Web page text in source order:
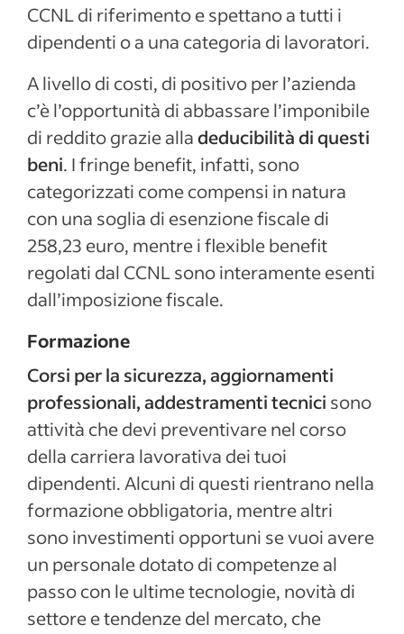
CCNL di riferimento e spettano a tutti i
dipendenti o a una categoria di lavoratori.
A livello di costi, di positivo per l’azienda
c’è l’opportunità di abbassare l’imponibile
di reddito grazie alladeducibilità di questi
beni. I fringe benefit, infatti, sono
categorizzati come compensi in natura
con una soglia di esenzione fiscale di
258,23 euro, mentre i flexible benefit
regolati dal CCNL sono interamente esenti
dall’imposizione fiscale.
Formazione
Corsi per la sicurezza, aggiornamenti
professionali, addestramenti tecnici sono
attività che devi preventivare nel corso
della carriera lavorativa dei tuoi
dipendenti. Alcuni di questi rientrano nella
formazione obbligatoria, mentre altri
sono investimenti opportuni se vuoi avere
un personale dotato di competenze al
passo con le ultime tecnologie, novità di
settore e tendenze del mercato, che